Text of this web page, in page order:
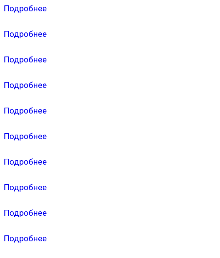
Подробнее
Подробнее
Подробнее
Подробнее
Подробнее
Подробнее
Подробнее
Подробнее
Подробнее
Подробнее